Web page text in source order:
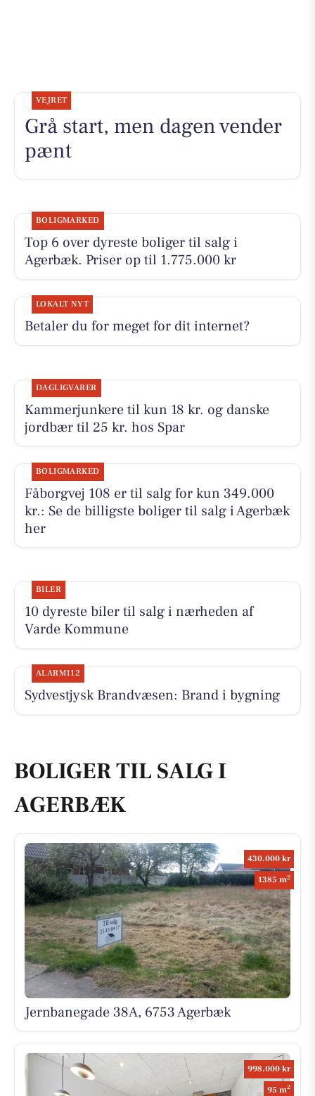
VEJRET
Grå start, men dagen vender
pænt
BOLIGMARKED
Top 6 over dyreste boliger til salg i
Agerbæk. Priser op til 1.775.000 kr
LOKALT NYT
Betaler du for meget for dit internet?
DAGLIGVARER
Kammerjunkere til kun 18 kr. og danske
jordbær til 25 kr. hos Spar
BOLIGMARKED
Fåborgvej 108 er til salg for kun 349.000
kr.: Se de billigste boliger til salg i Agerbæk
her
BILER
10 dyreste biler til salg i nærheden af
Varde Kommune
ALARM112
Sydvestjysk Brandvæsen: Brand i bygning
BOLIGER TIL SALG I
AGERBÆK
430.000 kr
1385 m2
Jernbanegade 38A, 6753 Agerbæk
998.000 kr
95 m2